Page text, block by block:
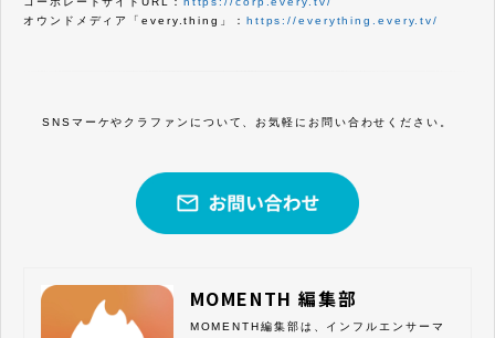
オウンドメディア「every.thing」： https://everything.every.tv/
SNSマーケやクラファンについて、お気軽にお問い合わせください。
MOMENTH 編集部
MOMENTH編集部は、インフルエンサーマ